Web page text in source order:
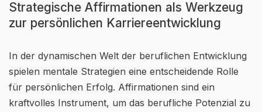
Strategische Affirmationen als Werkzeug
zur persönlichen Karriereentwicklung
In der dynamischen Welt der beruflichen Entwicklung
spielen mentale Strategien eine entscheidende Rolle
für persönlichen Erfolg. Affirmationen sind ein
kraftvolles Instrument, um das berufliche Potenzial zu